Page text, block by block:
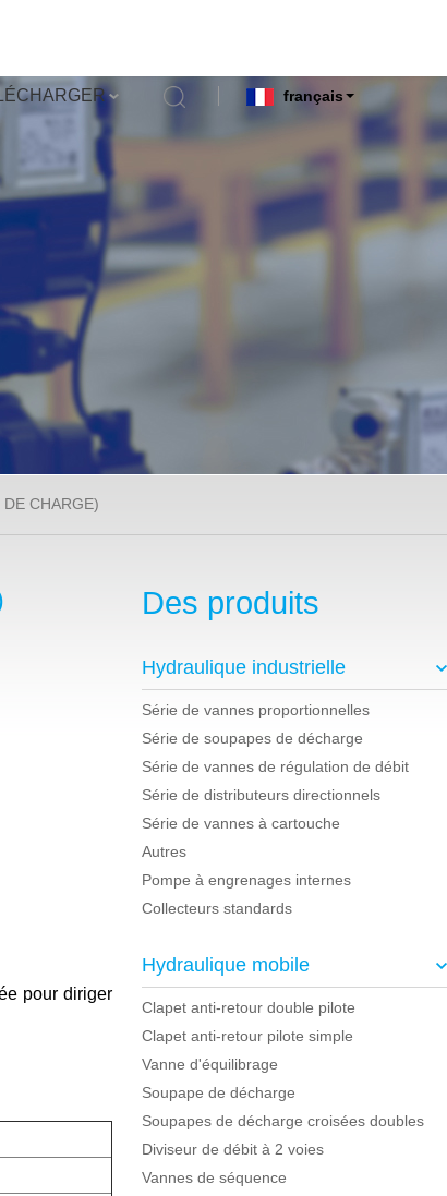
français
CHARGE)
Des produits
Hydraulique industrielle
Série de vannes proportionnelles
Série de soupapes de décharge
Série de vannes de régulation de débit
Série de distributeurs directionnels
Série de vannes à cartouche
Autres
Pompe à engrenages internes
Collecteurs standards
Hydraulique mobile
Clapet anti-retour double pilote
Clapet anti-retour pilote simple
Vanne d'équilibrage
Soupape de décharge
Soupapes de décharge croisées doubles
Diviseur de débit à 2 voies
Vannes de séquence
pour diriger